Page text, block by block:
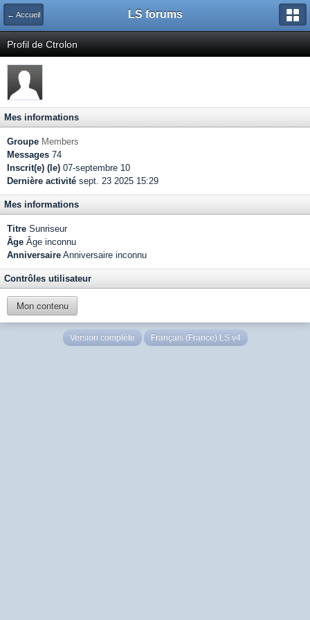
← Accueil LS forums
Profil de Ctrolon
Mes informations
Groupe Members
Messages 74
Inscrit(e) (le) 07-septembre 10
Dernière activité sept. 23 2025 15:29
Mes informations
Titre Sunriseur
Âge Âge inconnu
Anniversaire Anniversaire inconnu
Contrôles utilisateur
Mon contenu
Version complète Français (France) LS v4